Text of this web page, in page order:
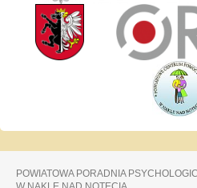
POWIATOWA PORADNIA